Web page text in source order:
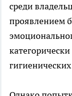
среди
проявлением